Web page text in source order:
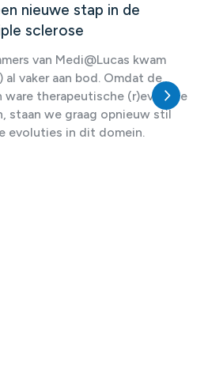
nieuwe stap in de
sclerose
van Medi@Lucas kwam
al vaker aan bod. Omdat de
ware therapeutische (r)evolutie
staan we graag opnieuw stil
evoluties in dit domein.